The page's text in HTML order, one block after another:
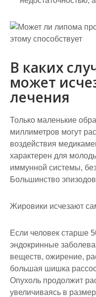
В каких
может
лечения
Только маленькие
миллиметров могут
воздействия
характерен для
иммунной системы,
Большинство
Жировики исчезают
Если человек старше
эндокринные
веществ, ожирение,
большая шишка
Опухоль продолжит
увеличиваясь в